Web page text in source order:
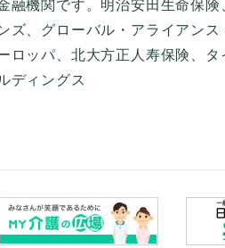
機関です。明治安田生命保険
ズ、グローバル・アライアン
ロッパ、北大方正人寿保険、タ
ディングス